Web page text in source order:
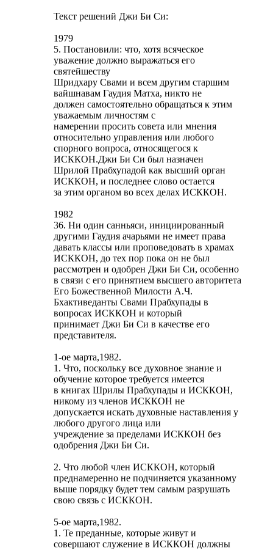
Текст решений Джи Би Си:
1979
5. Постановили: что, хотя всяческое
уважение должно выражаться его
святейшеству
Шридхару Свами и всем другим старшим
вайшнавам Гаудия Матха, никто не
должен самостоятельно обращаться к этим
уважаемым личностям с
намерении просить совета или мнения
относительно управления или любого
спорного вопроса, относящегося к
ИСККОН.Джи Би Си был назначен
Шрилой Прабхупадой как высший орган
ИСККОН, и последнее слово остается
за этим органом во всех делах ИСККОН.
1982
36. Ни один санньяси, инициированный
другими Гаудия ачарьями не имеет права
давать классы или проповедовать в храмах
ИСККОН, до тех пор пока он не был
рассмотрен и одобрен Джи Би Си, особенно
в связи с его принятием высшего авторитета
Его Божественной Милости А.Ч.
Бхактиведанты Свами Прабхупады в
вопросах ИСККОН и который
принимает Джи Би Си в качестве его
представителя.
1-ое марта,1982.
1. Что, поскольку все духовное знание и
обучение которое требуется имеется
в книгах Шрилы Прабхупады и ИСККОН,
никому из членов ИСККОН не
допускается искать духовные наставления у
любого другого лица или
учреждение за пределами ИСККОН без
одобрения Джи Би Си.
2. Что любой член ИСККОН, который
преднамеренно не подчиняется указанному
выше порядку будет тем самым разрушать
свою связь с ИСККОН.
5-ое марта,1982.
1. Те преданные, которые живут и
совершают служение в ИСККОН должны